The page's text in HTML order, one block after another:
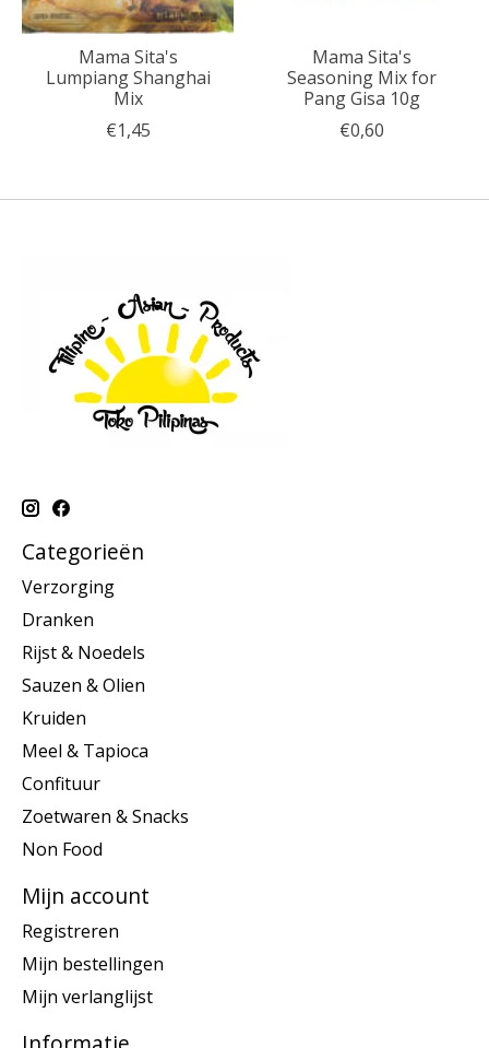
Mama Sita's
Lumpiang Shanghai
Mix
€1,45
Mama Sita's
Seasoning Mix for
Pang Gisa 10g
€0,60
Categorieën
Verzorging
Dranken
Rijst & Noedels
Sauzen & Olien
Kruiden
Meel & Tapioca
Confituur
Zoetwaren & Snacks
Non Food
Mijn account
Registreren
Mijn bestellingen
Mijn verlanglijst